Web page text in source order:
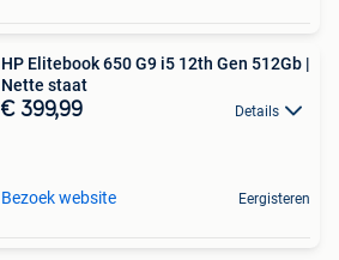
HP Elitebook 650 G9 i5 12th Gen 512Gb |
Nette staat
€ 399,99 Details
Bezoek website Eergisteren